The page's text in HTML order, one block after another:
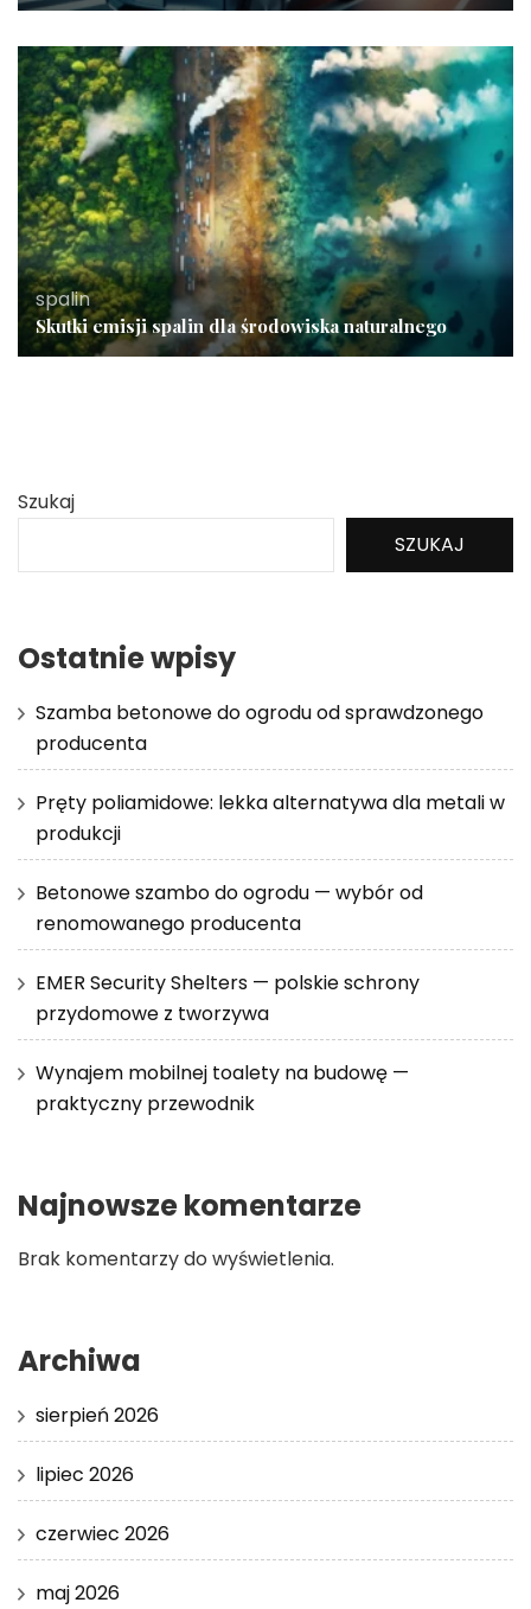
spalin
Skutki emisji spalin dla środowiska naturalnego
Szukaj
SZUKAJ
Ostatnie wpisy
Szamba betonowe do ogrodu od sprawdzonego
producenta
Pręty poliamidowe: lekka alternatywa dla metali w
produkcji
Betonowe szambo do ogrodu — wybór od
renomowanego producenta
EMER Security Shelters — polskie schrony
przydomowe z tworzywa
Wynajem mobilnej toalety na budowę —
praktyczny przewodnik
Najnowsze komentarze
Brak komentarzy do wyświetlenia.
Archiwa
sierpień 2026
lipiec 2026
czerwiec 2026
maj 2026